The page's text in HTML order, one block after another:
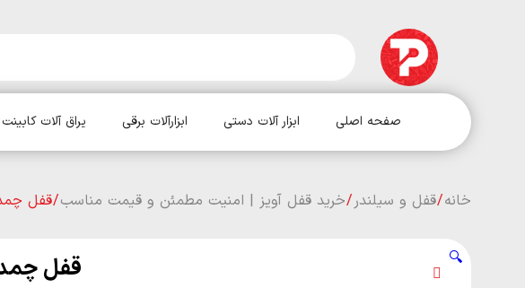
صفحه اصلی ابزار آلات دستی ابزارآلات برقی یراق آلات کابینت
خانه/قفل و سیلندر/خرید قفل آویز | امنیت مطمئن و قیمت مناسب/ قفل
🔍 قفل